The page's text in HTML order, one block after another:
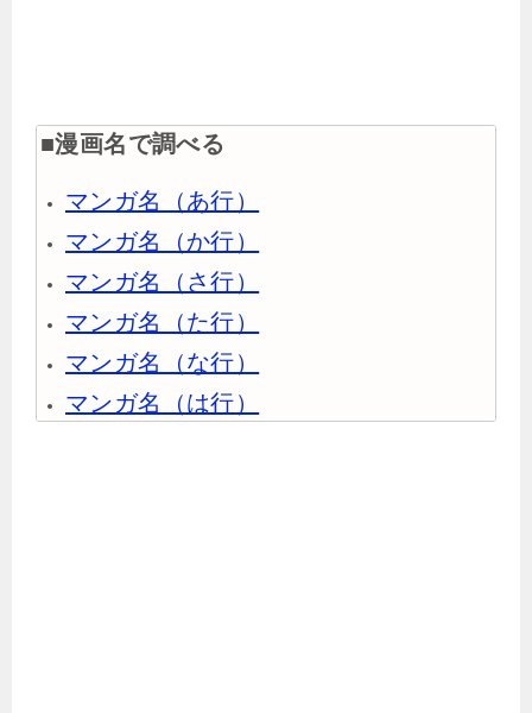
■漫画名で調べる
マンガ名（あ行）
マンガ名（か行）
マンガ名（さ行）
マンガ名（た行）
マンガ名（な行）
マンガ名（は行）